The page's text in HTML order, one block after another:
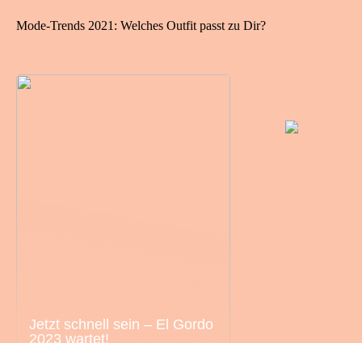
Mode-Trends 2021: Welches Outfit passt zu Dir?
Jetzt schnell sein – El Gordo
2023 wartet!